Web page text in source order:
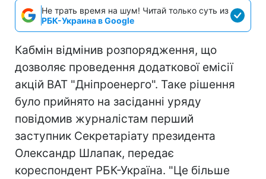
Не трать время на шум! Читай только суть из
РБК-Украина в Google
Кабмін відмінив розпорядження, що
дозволяє проведення додаткової емісії
акцій ВАТ "Дніпроенерго". Таке рішення
було прийнято на засіданні уряду
повідомив журналістам перший
заступник Секретаріату президента
Олександр Шлапак, передає
кореспондент РБК-Україна. "Це більше